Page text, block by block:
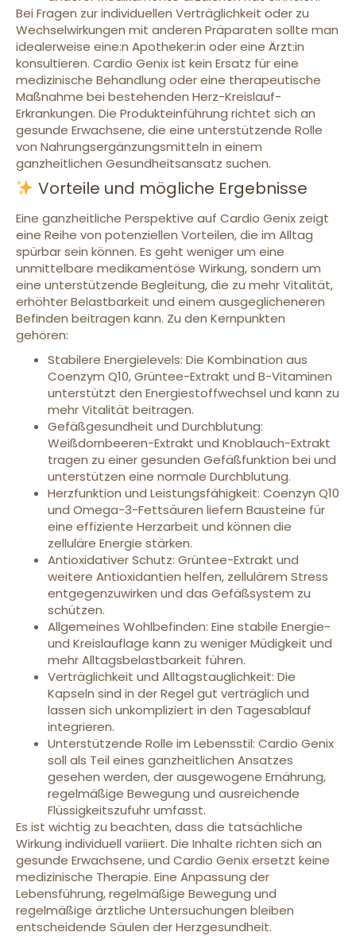
Bei Fragen zur individuellen Verträglichkeit oder zu
Wechselwirkungen mit anderen Präparaten sollte man
idealerweise eine:n Apotheker:in oder eine Ärzt:in
konsultieren. Cardio Genix ist kein Ersatz für eine
medizinische Behandlung oder eine therapeutische
Maßnahme bei bestehenden Herz-Kreislauf-
Erkrankungen. Die Produkteinführung richtet sich an
gesunde Erwachsene, die eine unterstützende Rolle
von Nahrungsergänzungsmitteln in einem
ganzheitlichen Gesundheitsansatz suchen.
Vorteile und mögliche Ergebnisse
Eine ganzheitliche Perspektive auf Cardio Genix zeigt
eine Reihe von potenziellen Vorteilen, die im Alltag
spürbar sein können. Es geht weniger um eine
unmittelbare medikamentöse Wirkung, sondern um
eine unterstützende Begleitung, die zu mehr Vitalität,
erhöhter Belastbarkeit und einem ausgeglicheneren
Befinden beitragen kann. Zu den Kernpunkten
gehören:
Stabilere Energielevels: Die Kombination aus
Coenzym Q10, Grüntee-Extrakt und B-Vitaminen
unterstützt den Energiestoffwechsel und kann zu
mehr Vitalität beitragen.
Gefäßgesundheit und Durchblutung:
Weißdornbeeren-Extrakt und Knoblauch-Extrakt
tragen zu einer gesunden Gefäßfunktion bei und
unterstützen eine normale Durchblutung.
Herzfunktion und Leistungsfähigkeit: Coenzyn Q10
und Omega-3-Fettsäuren liefern Bausteine für
eine effiziente Herzarbeit und können die
zelluläre Energie stärken.
Antioxidativer Schutz: Grüntee-Extrakt und
weitere Antioxidantien helfen, zellulärem Stress
entgegenzuwirken und das Gefäßsystem zu
schützen.
Allgemeines Wohlbefinden: Eine stabile Energie-
und Kreislauflage kann zu weniger Müdigkeit und
mehr Alltagsbelastbarkeit führen.
Verträglichkeit und Alltagstauglichkeit: Die
Kapseln sind in der Regel gut verträglich und
lassen sich unkompliziert in den Tagesablauf
integrieren.
Unterstützende Rolle im Lebensstil: Cardio Genix
soll als Teil eines ganzheitlichen Ansatzes
gesehen werden, der ausgewogene Ernährung,
regelmäßige Bewegung und ausreichende
Flüssigkeitszufuhr umfasst.
Es ist wichtig zu beachten, dass die tatsächliche
Wirkung individuell variiert. Die Inhalte richten sich an
gesunde Erwachsene, und Cardio Genix ersetzt keine
medizinische Therapie. Eine Anpassung der
Lebensführung, regelmäßige Bewegung und
regelmäßige ärztliche Untersuchungen bleiben
entscheidende Säulen der Herzgesundheit.